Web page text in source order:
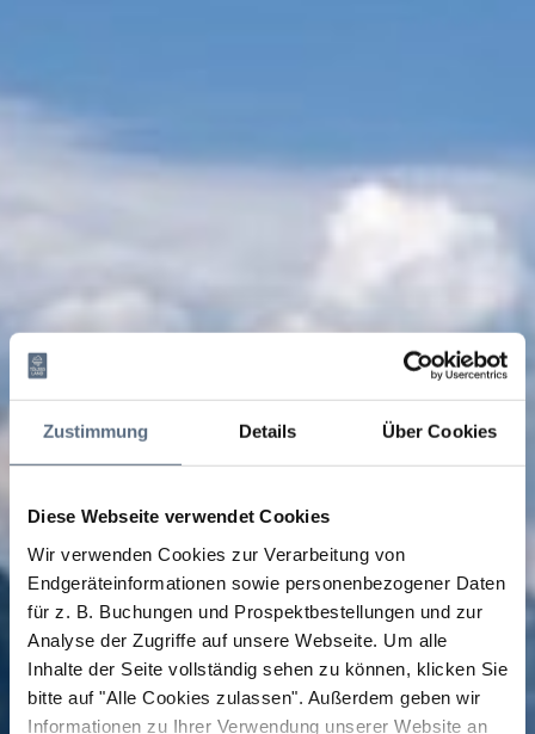
Zustimmung Details Über Cookies
Diese Webseite verwendet Cookies
Wir verwenden Cookies zur Verarbeitung von
Endgeräteinformationen sowie personenbezogener Daten
für z. B. Buchungen und Prospektbestellungen und zur
Analyse der Zugriffe auf unsere Webseite. Um alle
Inhalte der Seite vollständig sehen zu können, klicken Sie
bitte auf "Alle Cookies zulassen". Außerdem geben wir
Informationen zu Ihrer Verwendung unserer Website an